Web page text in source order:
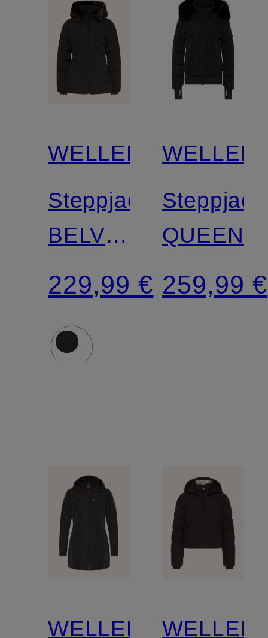
WELLENSTEYN
Steppjacke
BELVITESSE
MEDIUM
mit
DUPONT™
abnehmbarem
Kunstpelz
229,99 €
QUEENS
259,99 €
WELLENSTEYN